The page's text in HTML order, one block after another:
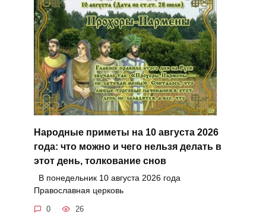
Народные приметы на 10 августа 2026
года: что можно и чего нельзя делать в
этот день, толкование снов
В понедельник 10 августа 2026 года
Православная церковь
0 26